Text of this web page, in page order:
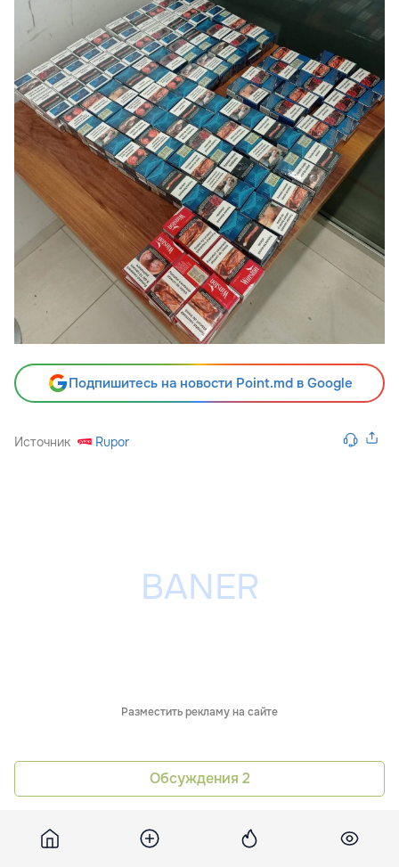
Подпишитесь на новости Point.md в Google
Источник Rupor
Разместить рекламу на сайте
Обсуждения 2
Похожие новости